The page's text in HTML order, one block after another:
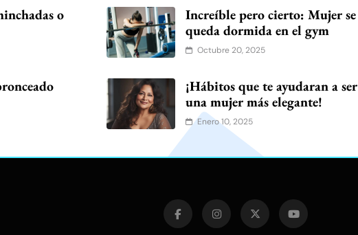
o
Increíble pero cierto: Mujer se
queda dormida en el gym
Octubre 20, 2025
¡Hábitos que te ayudaran a ser
una mujer más elegante!
Enero 10, 2025